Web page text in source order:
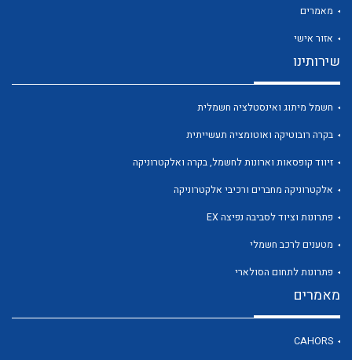
מאמרים
אזור אישי
שירותינו
חשמל מיתוג ואינסטלציה חשמלית
בקרה רובוטיקה ואוטומציה תעשייתית
זיווד קופסאות וארונות לחשמל, בקרה ואלקטרוניקה
אלקטרוניקה מחברים ורכיבי אלקטרוניקה
פתרונות וציוד לסביבה נפיצה EX
מטענים לרכב חשמלי
פתרונות לתחום הסולארי
מאמרים
CAHORS